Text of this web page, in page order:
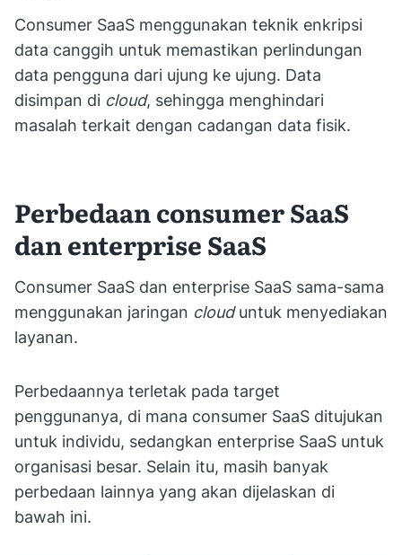
Consumer SaaS menggunakan teknik enkripsi
data canggih untuk memastikan perlindungan
data pengguna dari ujung ke ujung. Data
disimpan di cloud, sehingga menghindari
masalah terkait dengan cadangan data fisik.
Perbedaan consumer SaaS
dan enterprise SaaS
Consumer SaaS dan enterprise SaaS sama-sama
menggunakan jaringan clouduntuk menyediakan
layanan.
Perbedaannya terletak pada target
penggunanya, di mana consumer SaaS ditujukan
untuk individu, sedangkan enterprise SaaS untuk
organisasi besar. Selain itu, masih banyak
perbedaan lainnya yang akan dijelaskan di
bawah ini.